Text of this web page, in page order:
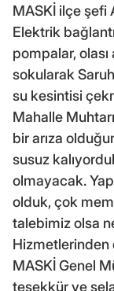
MASKİ ilçe şefi
Elektrik
pompalar,
sokularak
su kesintisi
Mahalle
bir arıza
susuz
olmayacak.
olduk, çok
talebimiz olsa
Hizmetlerinden
MASKİ Genel
teşekkür ve